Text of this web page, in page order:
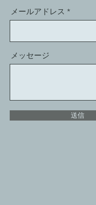
メールアドレス
メッセージ
送信